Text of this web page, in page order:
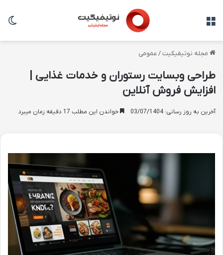
مجله نوتیفیکیت/عمومی
طراحی وبسایت رستوران و خدمات غذایی |
افزایش فروش آنلاین
آخرین به روز رسانی: 03/07/1404 خواندن این مطلب 17 دقیقه زمان میبرد